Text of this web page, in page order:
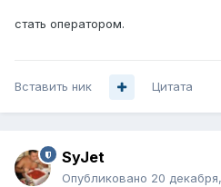
стать оператором.
Вставить ник Цитата
SyJet
Опубликовано 20